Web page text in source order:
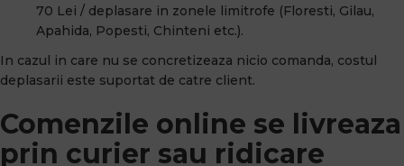
70 Lei / deplasare in zonele limitrofe (Floresti, Gilau,
Apahida, Popesti, Chinteni etc.).
In cazul in care nu se concretizeaza nicio comanda, costul
deplasarii este suportat de catre client.
Comenzile online se livreaza
prin curier sau ridicare